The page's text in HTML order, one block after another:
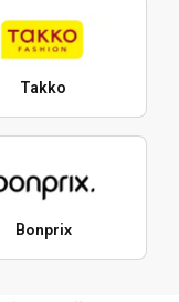
Takko
Bonprix